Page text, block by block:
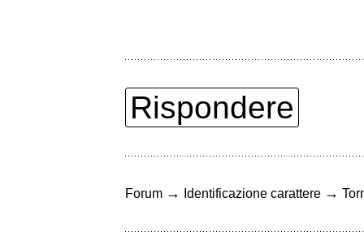
Rispondere
Forum → Identificazione carattere →